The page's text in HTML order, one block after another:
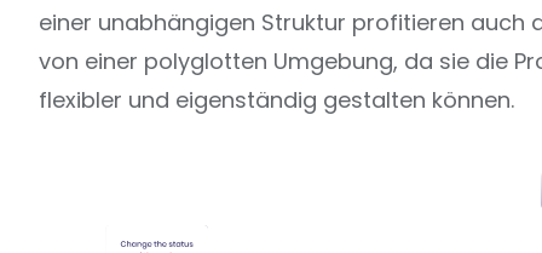
einer unabhängigen Struktur profitieren auch
von einer polyglotten Umgebung, da sie die
flexibler und eigenständig gestalten können.